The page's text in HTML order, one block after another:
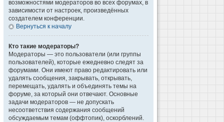
возможностями модераторов во всех форумах, в
зависимости от настроек, произведённых
создателем конференции.
Вернуться к началу
Кто такие модераторы?
Модераторы — это пользователи (или группы
пользователей), которые ежедневно следят за
форумами. Они имеют право редактировать или
удалять сообщения, закрывать, открывать,
перемещать, удалять и объединять темы на
форуме, за который они отвечают. Основные
задачи модераторов — не допускать
несоответствия содержания сообщений
обсуждаемым темам (оффтопик), оскорблений.